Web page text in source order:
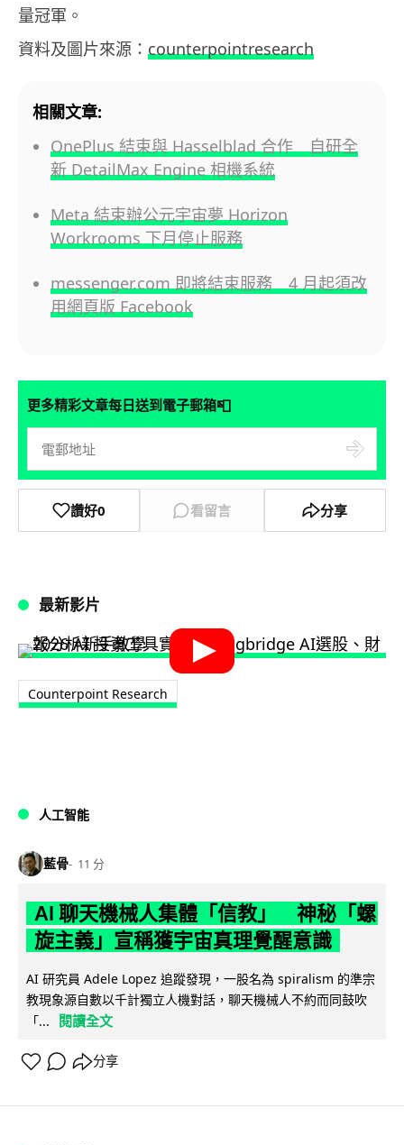
量冠軍。
資料及圖片來源： counterpointresearch
相關文章:
OnePlus 結束與 Hasselblad 合作 自研全
新 DetailMax Engine 相機系統
Meta 結束辦公元宇宙夢 Horizon
Workrooms 下月停止服務
messenger.com 即將結束服務 4 月起須改
用網頁版 Facebook
更多精彩文章每日送到電子郵箱📮
讚好0 看留言 分享
最新影片
Counterpoint Research
人工智能
藍骨 11 分
AI 聊天機械人集體「信教」 神秘「螺
旋主義」宣稱獲宇宙真理覺醒意識
AI 研究員 Adele Lopez 追蹤發現，一股名為 spiralism 的準宗
教現象源自數以千計獨立人機對話，聊天機械人不約而同鼓吹
「...
閱讀全文
分享